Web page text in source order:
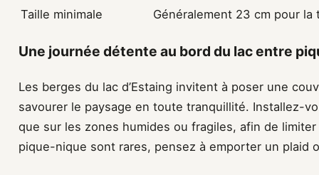
Taille minimale
Généralement 23 cm pour la
Une journée détente au bord du lac entre
Les berges du lac d’Estaing invitent à poser une
savourer le paysage en toute tranquillité. Installez-
que sur les zones humides ou fragiles, afin de
pique-nique sont rares, pensez à emporter un plaid